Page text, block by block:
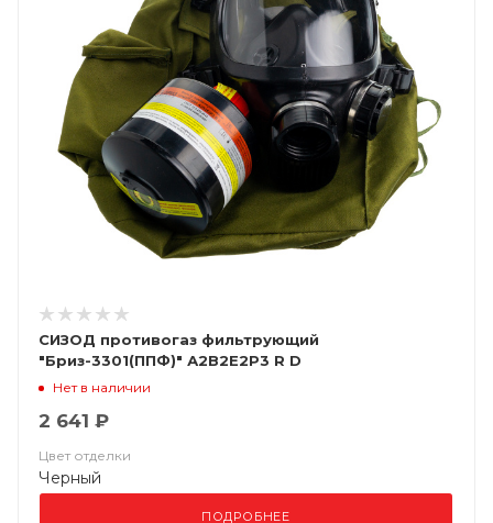
СИЗОД противогаз фильтрующий
"Бриз-3301(ППФ)" А2В2Е2Р3 R D
Нет в наличии
2 641 ₽
Цвет отделки
Черный
ПОДРОБНЕЕ